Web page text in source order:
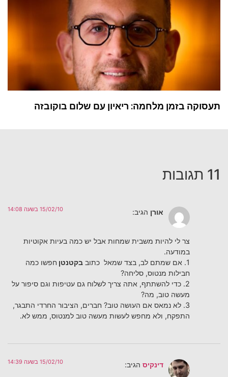
תעסוקה בזמן מלחמה: ריאיון עם שלום בוקובזה
11 תגובות
אורן הגיב: 15/02/10 בשעה 14:08
צר לי להיות משבית שמחות אבל יש כמה בעיות אקוטיות
במודעה.
1. אם שמתם לב, בצד שמאל כתוב
בקטנטן חפשו כמה
חבילות מנטוס, סליחה?
2. כדי להשתתף, אתה צריך לשלוח גם עטיפות וגם סיפור על
מעשה טוב, מה?
3. לא נמאס אם העושה טוב? חברים, הציבור החרדי התבגר,
התפקח, ולא מחפש לעשות מעשה טוב למנטוס, ממש לא.
דינקיס הגיב: 15/02/10 בשעה 14:39